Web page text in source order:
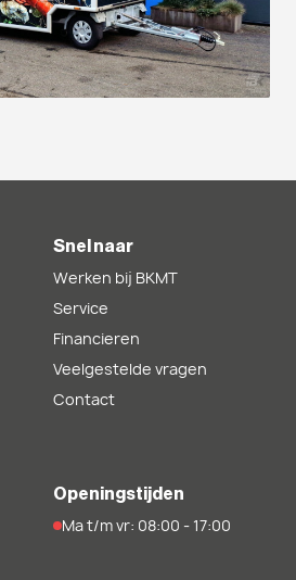
Snel naar
Werken bij BKMT
Service
Financieren
Veelgestelde vragen
Contact
Openingstijden
Ma t/m vr: 08:00 - 17:00